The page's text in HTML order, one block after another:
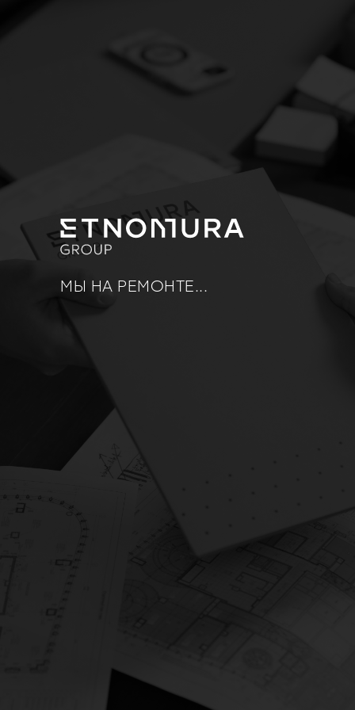
МЫ НА РЕМОНТЕ...